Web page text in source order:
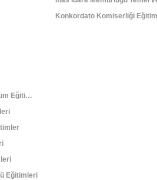
Bilgi Teknolojileri ve Dijital Dönüşüm Eğitimleri
Eğitimleri
Konkordato Komiserliği